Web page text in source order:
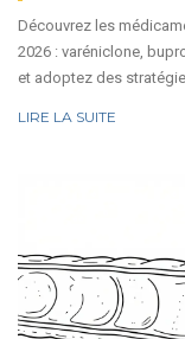
Découvrez les
2026 : varéniclone,
et adoptez des
LIRE LA SUITE